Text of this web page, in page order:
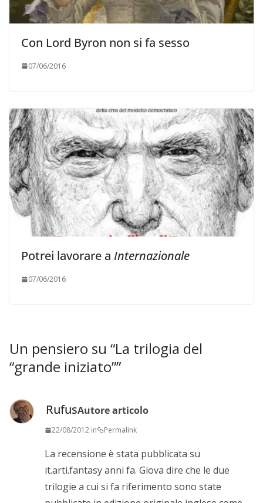
Con Lord Byron non si fa sesso
07/06/2016
Potrei lavorare a Internazionale
07/06/2016
Un pensiero su “La trilogia del
“grande iniziato””
RufusAutore articolo
22/08/2012 in Permalink
La recensione è stata pubblicata su
it.arti.fantasy anni fa. Giova dire che le due
trilogie a cui si fa riferimento sono state